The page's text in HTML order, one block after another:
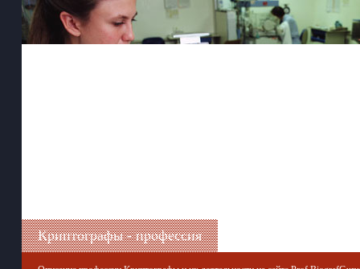
Криптографы - профессия